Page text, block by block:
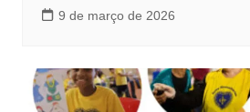
9 de março de 2026